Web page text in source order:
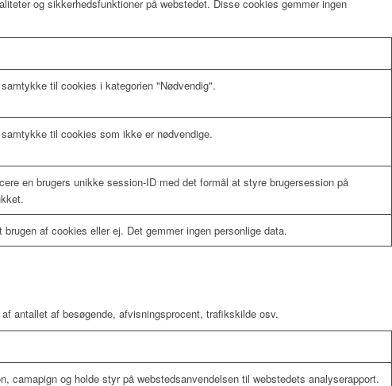
og sikkerhedsfunktioner på webstedet. Disse cookies gemmer ingen
til cookies i kategorien "Nødvendig".
til cookies som ikke er nødvendige.
en brugers unikke session-ID med det formål at styre brugersession på
af ​​cookies eller ej. Det gemmer ingen personlige data.
antallet af besøgende, afvisningsprocent, trafikskilde osv.
og holde styr på webstedsanvendelsen til webstedets analyserapport.